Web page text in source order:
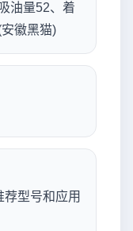
油量52、着
徽黑猫)
型号和应用